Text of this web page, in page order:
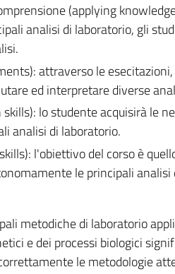
(applying
analisi di laboratorio, gli
attraverso le
ed interpretare diverse
lo studente acquisirà le
analisi di laboratorio.
l'obiettivo del corso è
le principali analisi
metodiche di laboratorio
e dei processi biologici
le metodologie